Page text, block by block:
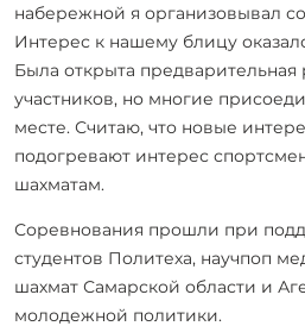
набережной я организовывал
Интерес к нашему блицу
Была открыта предварительная
участников, но многие
месте. Считаю, что новые
подогревают интерес
шахматам.
Соревнования прошли при
студентов Политеха, научпоп
шахмат Самарской области и
молодежной политики.